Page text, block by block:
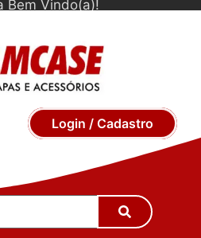
Bem Vindo(a)!
Login / Cadastro